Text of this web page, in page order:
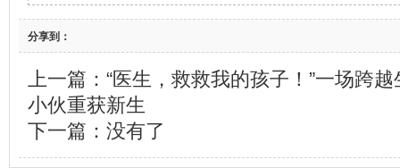
分享到：
上一篇： “医生，救救我的孩子！”一场跨
小伙重获新生
下一篇：没有了